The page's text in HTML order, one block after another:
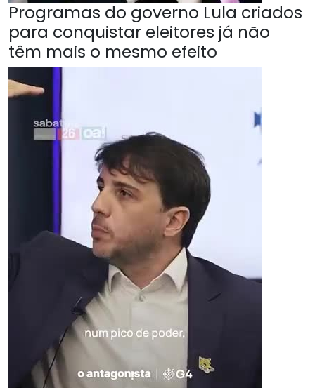
Programas do governo Lula criados
para conquistar eleitores já não
têm mais o mesmo efeito